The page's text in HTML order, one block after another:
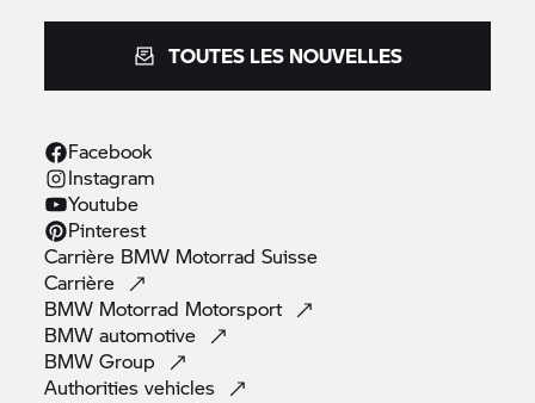
TOUTES LES NOUVELLES
Facebook
Instagram
Youtube
Pinterest
Carrière BMW Motorrad Suisse
Carrière
BMW Motorrad Motorsport
BMWautomotive
BMWGroup
Authoritiesvehicles